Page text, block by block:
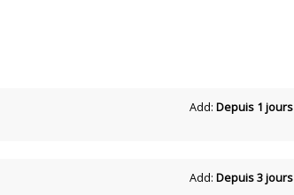
Add: Depuis 1 jours
Add: Depuis 3 jours